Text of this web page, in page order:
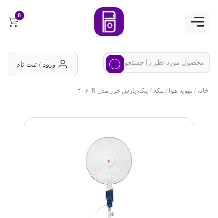
0
ورود / ثبت نام
خانه/ تهویه هوا/ پنکه/ پنکه پارس خزر مدل ۴۰۶۰R